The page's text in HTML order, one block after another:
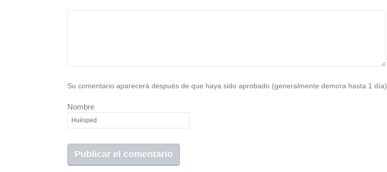
Su comentario aparecerá después de que haya sido aprobado (generalmente demora hasta 1 día).
Nombre